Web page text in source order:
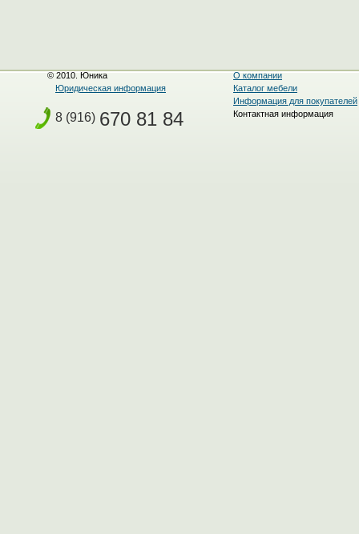
© 2010. Юника
Юридическая информация
8 (916) 670 81 84
О компании
Каталог мебели
Информация для покупателей
Контактная информация